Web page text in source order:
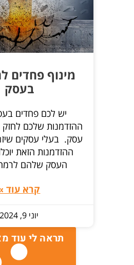
מינוף פחדים
בעסק
יש לכם פחדים
ההזדמנות שלכם לחזק
עסק. בעלי עסקים
ההזדמנות הזאת
העסק שלהם לרמה
קרא עוד »
יוני 9, 2024
תראה לי עוד